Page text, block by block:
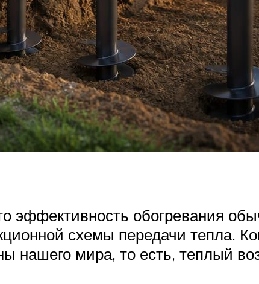
эффективность обогревания
схемы передачи тепла.
нашего мира, то есть, теплый